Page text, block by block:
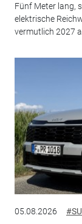
Fünf Meter lang,
elektrische
vermutlich 2027
05.08.2026